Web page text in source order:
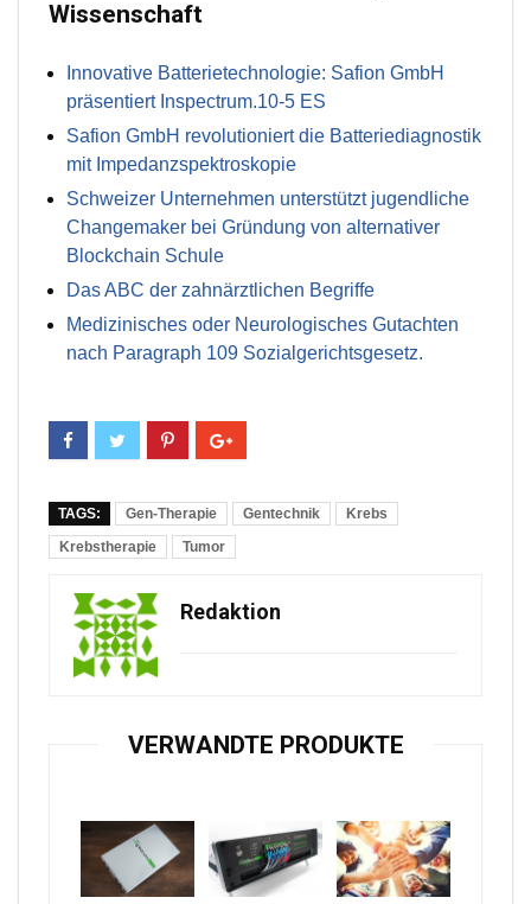
Wissenschaft
Innovative Batterietechnologie: Safion GmbH
präsentiert Inspectrum.10-5 ES
Safion GmbH revolutioniert die Batteriediagnostik
mit Impedanzspektroskopie
Schweizer Unternehmen unterstützt jugendliche
Changemaker bei Gründung von alternativer
Blockchain Schule
Das ABC der zahnärztlichen Begriffe
Medizinisches oder Neurologisches Gutachten
nach Paragraph 109 Sozialgerichtsgesetz.
TAGS: Gen-Therapie Gentechnik
Krebs
Krebstherapie
Tumor
Redaktion
VERWANDTE PRODUKTE